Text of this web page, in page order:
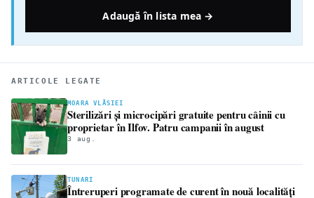
Adaugă în lista mea →
ARTICOLE LEGATE
MOARA VLĂSIEI
Sterilizări și microcipări gratuite pentru câinii cu
proprietar în Ilfov. Patru campanii în august
3 aug.
TUNARI
Întreruperi programate de curent în nouă localități